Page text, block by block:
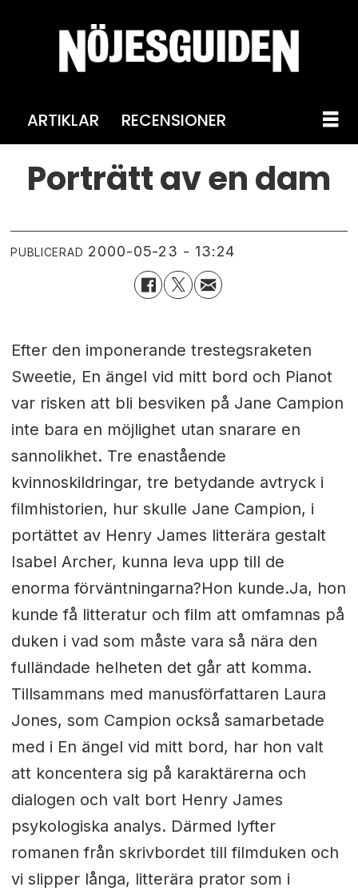
ARTIKLAR RECENSIONER
Porträtt av en dam
PUBLICERAD 2000-05-23 - 13:24
Efter den imponerande trestegsraketen
Sweetie, En ängel vid mitt bord och Pianot
var risken att bli besviken på Jane Campion
inte bara en möjlighet utan snarare en
sannolikhet. Tre enastående
kvinnoskildringar, tre betydande avtryck i
filmhistorien, hur skulle Jane Campion, i
portättet av Henry James litterära gestalt
Isabel Archer, kunna leva upp till de
enorma förväntningarna?Hon kunde.Ja, hon
kunde få litteratur och film att omfamnas på
duken i vad som måste vara så nära den
fulländade helheten det går att komma.
Tillsammans med manusförfattaren Laura
Jones, som Campion också samarbetade
med i En ängel vid mitt bord, har hon valt
att koncentera sig på karaktärerna och
dialogen och valt bort Henry James
psykologiska analys. Därmed lyfter
romanen från skrivbordet till filmduken och
vi slipper långa, litterära prator som i